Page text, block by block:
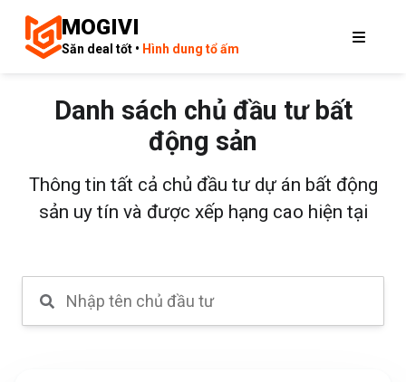
MOGIVI
Săn deal tốt • Hình dung tổ ấm
Danh sách chủ đầu tư bất
động sản
Thông tin tất cả chủ đầu tư dự án bất động
sản uy tín và được xếp hạng cao hiện tại